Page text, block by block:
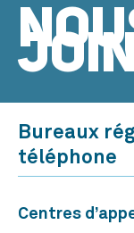
Bureaux
téléphone
Centres